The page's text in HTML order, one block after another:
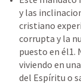
y las
cristiano
corrupta y la
puesto en él1.
viviendo en
del Espíritu o